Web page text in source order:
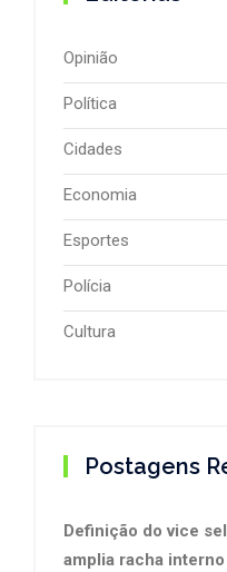
Opinião
Política
Cidades
Economia
Esportes
Polícia
Cultura
Postagens
Definição do vice
amplia racha